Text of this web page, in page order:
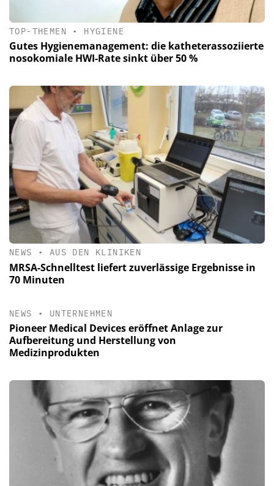
TOP-THEMEN • HYGIENE
Gutes Hygienemanagement: die katheterassoziierte
nosokomiale HWI-Rate sinkt über 50 %
NEWS • AUS DEN KLINIKEN
MRSA-Schnelltest liefert zuverlässige Ergebnisse in
70 Minuten
NEWS • UNTERNEHMEN
Pioneer Medical Devices eröffnet Anlage zur
Aufbereitung und Herstellung von
Medizinprodukten